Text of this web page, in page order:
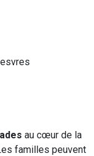
au cœur de la
familles peuvent